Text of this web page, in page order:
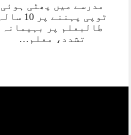
مدرسے میں پھٹی ہوئی
ٹوپی پہننے پر 10 سالہ
طالبعلم پر بہیمانہ
تشدد، معلم…